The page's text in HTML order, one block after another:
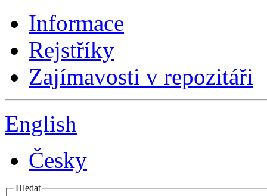
Informace
Rejstříky
Zajímavosti v repozitáři
English
Česky
Hledat